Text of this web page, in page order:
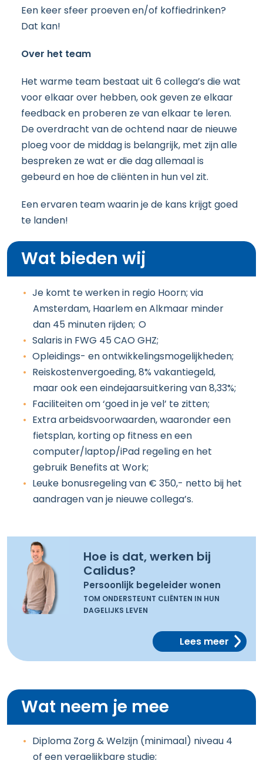
Een keer sfeer proeven en/of koffiedrinken?
Dat kan!
Over het team
Het warme team bestaat uit 6 collega’s die wat
voor elkaar over hebben, ook geven ze elkaar
feedback en proberen ze van elkaar te leren.
De overdracht van de ochtend naar de nieuwe
ploeg voor de middag is belangrijk, met zijn alle
bespreken ze wat er die dag allemaal is
gebeurd en hoe de cliënten in hun vel zit.
Een ervaren team waarin je de kans krijgt goed
te landen!
Wat bieden wij
Je komt te werken in regio Hoorn; via
Amsterdam, Haarlem en Alkmaar minder
dan 45 minuten rijden; O
Salaris in FWG 45 CAO GHZ;
Opleidings- en ontwikkelingsmogelijkheden;
Reiskostenvergoeding, 8% vakantiegeld,
maar ook een eindejaarsuitkering van 8,33%;
Faciliteiten om ‘goed in je vel’ te zitten;
Extra arbeidsvoorwaarden, waaronder een
fietsplan, korting op fitness en een
computer/laptop/iPad regeling en het
gebruik Benefits at Work;
Leuke bonusregeling van € 350,- netto bij het
aandragen van je nieuwe collega’s.
Hoe is dat, werken bij
Calidus?
Persoonlijk begeleider wonen
TOM ONDERSTEUNT CLIËNTEN IN HUN
DAGELIJKS LEVEN
Lees meer
Wat neem je mee
Diploma Zorg & Welzijn (minimaal) niveau 4
of een vergelijkbare studie;